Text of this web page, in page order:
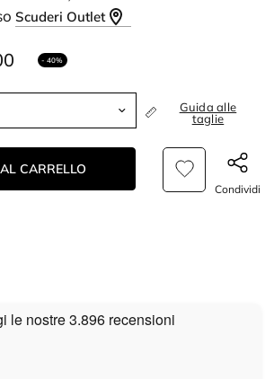
Scuderi Outlet
- 40%
Guida alle
taglie
CARRELLO
Condividi